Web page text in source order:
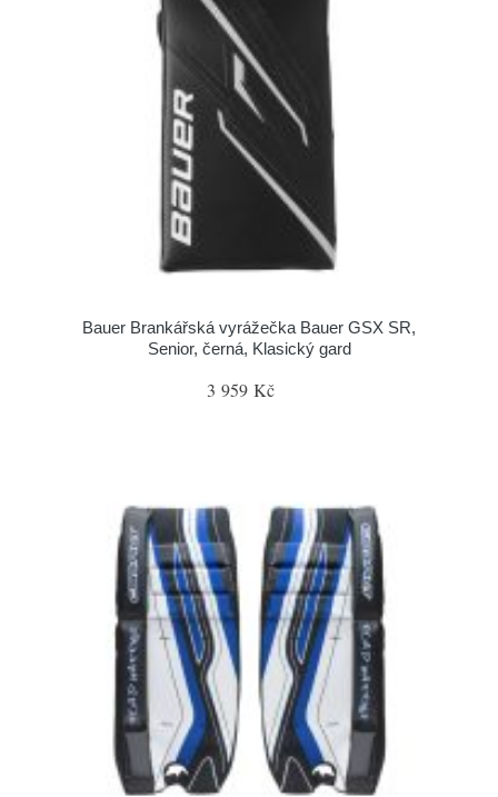
Bauer Brankářská vyrážečka Bauer GSX SR,
Senior, černá, Klasický gard
3 959 Kč